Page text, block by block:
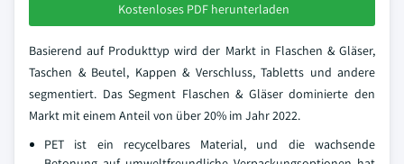
Kostenloses PDF herunterladen
Basierend auf Produkttyp wird der Markt in Flaschen & Gläser,
Taschen & Beutel, Kappen & Verschluss, Tabletts und andere
segmentiert. Das Segment Flaschen & Gläser dominierte den
Markt mit einem Anteil von über 20% im Jahr 2022.
PET ist ein recycelbares Material, und die wachsende